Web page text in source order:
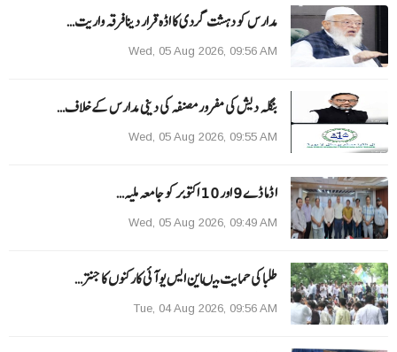
مدارس کو دہشت گردی کا اڈہ قرار دینا فرقہ واریت…
Wed, 05 Aug 2026, 09:56 AM
بنگلہ دیش کی مفرور مصنفہ کی دینی مدارس کے خلاف…
Wed, 05 Aug 2026, 09:55 AM
ا ڈما ڈے 9 اور 10 اکتوبر کو جامعہ ملیہ…
Wed, 05 Aug 2026, 09:49 AM
طلبا کی حمایت میںاین ایس یو آئی کارکنوں کا جنتر…
Tue, 04 Aug 2026, 09:56 AM